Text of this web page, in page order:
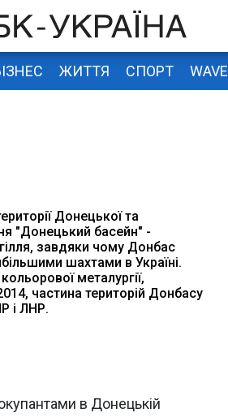
ЖИТТЯ СПОРТ WAVE
Донецької та
"Донецький басейн" -
завдяки чому Донбас
шахтами в Україні.
металургії,
частина територій Донбасу
і ЛНР.
в Донецькій